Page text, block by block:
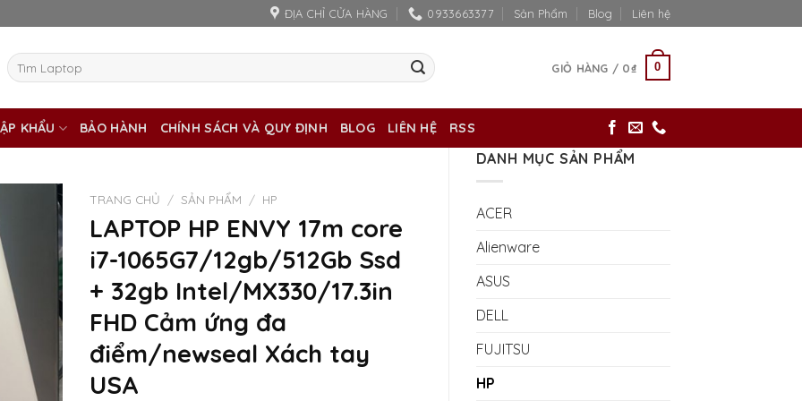
ĐỊA CHỈ CỬA HÀNG 0933663377 Sản Phẩm Blog Liên hệ
Tìm
kiếm:
GIỎ HÀNG / 0₫ 0
KHẨU BẢO HÀNH CHÍNH SÁCH VÀ QUY ĐỊNH BLOG LIÊN HỆ RSS
DANH MỤC SẢN PHẨM
ACER
Alienware
ASUS
DELL
FUJITSU
HP
TRANG CHỦ / SẢN PHẨM / HP
LAPTOP HP ENVY 17m core
i7-1065G7/12gb/512Gb Ssd
+ 32gb Intel/MX330/17.3in
FHD Cảm ứng đa
điểm/newseal Xách tay
USA